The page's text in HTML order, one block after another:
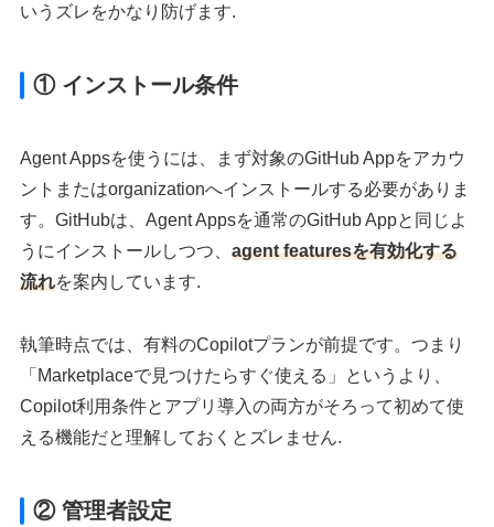
いうズレをかなり防げます.
① インストール条件
Agent Appsを使うには、まず対象のGitHub Appをアカウ
ントまたはorganizationへインストールする必要がありま
す。GitHubは、Agent Appsを通常のGitHub Appと同じよ
うにインストールしつつ、agent featuresを有効化する
流れを案内しています.
執筆時点では、有料のCopilotプランが前提です。つまり
「Marketplaceで見つけたらすぐ使える」というより、
Copilot利用条件とアプリ導入の両方がそろって初めて使
える機能だと理解しておくとズレません.
② 管理者設定